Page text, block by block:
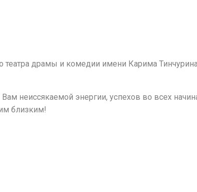
театра драмы и комедии имени Карима
неиссякаемой энергии, успехов во всех
близким!